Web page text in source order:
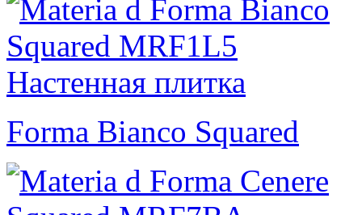
Forma Bianco Squared